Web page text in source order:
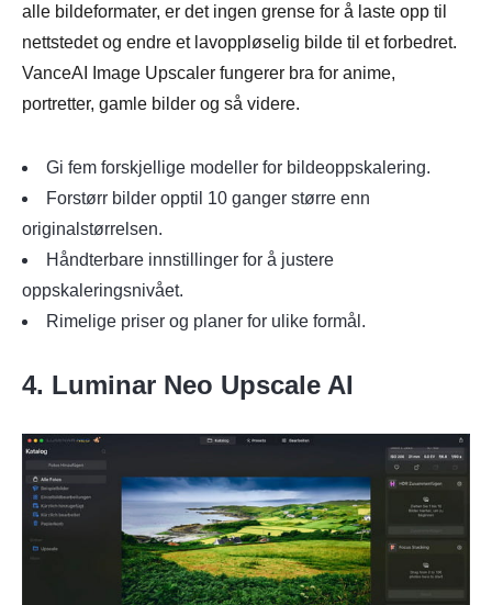
alle bildeformater, er det ingen grense for å laste opp til
nettstedet og endre et lavoppløselig bilde til et forbedret.
VanceAI Image Upscaler fungerer bra for anime,
portretter, gamle bilder og så videre.
Gi fem forskjellige modeller for bildeoppskalering.
Forstørr bilder opptil 10 ganger større enn
originalstørrelsen.
Håndterbare innstillinger for å justere
oppskaleringsnivået.
Rimelige priser og planer for ulike formål.
4. Luminar Neo Upscale AI